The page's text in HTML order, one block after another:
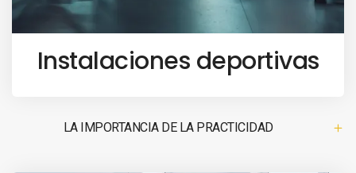
Instalaciones deportivas
LA IMPORTANCIA DE LA PRACTICIDAD